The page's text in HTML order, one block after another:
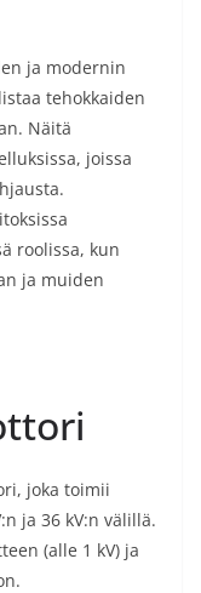
ja modernin
tehokkaiden
Näitä
joissa
roolissa, kun
ja muiden
joka toimii
ja 36 kV:n välillä.
(alle 1 kV) ja